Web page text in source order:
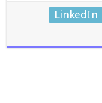
LinkedIn